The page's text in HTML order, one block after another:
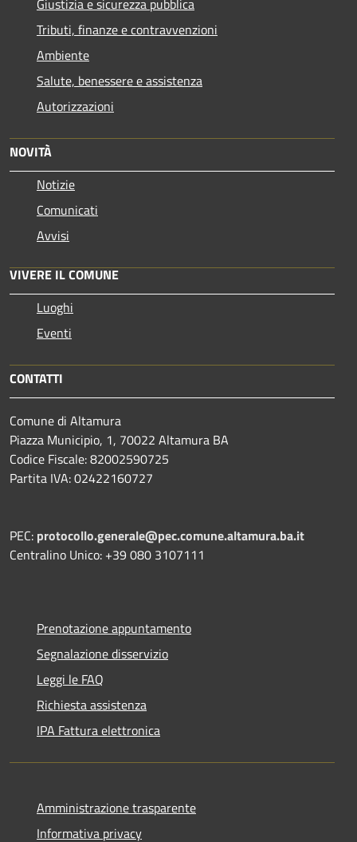
Giustizia e sicurezza pubblica
Tributi, finanze e contravvenzioni
Ambiente
Salute, benessere e assistenza
Autorizzazioni
NOVITÀ
Notizie
Comunicati
Avvisi
VIVERE IL COMUNE
Luoghi
Eventi
CONTATTI
Comune di Altamura
Piazza Municipio, 1, 70022 Altamura BA
Codice Fiscale: 82002590725
Partita IVA: 02422160727
PEC: protocollo.generale@pec.comune.altamura.ba.it
Centralino Unico: +39 080 3107111
Prenotazione appuntamento
Segnalazione disservizio
Leggi le FAQ
Richiesta assistenza
IPA Fattura elettronica
Amministrazione trasparente
Informativa privacy